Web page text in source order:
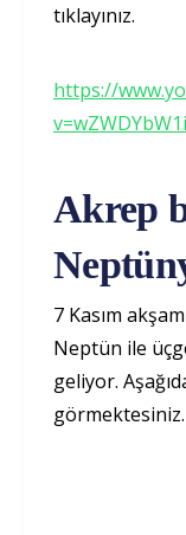
tıklayınız.
https://
Akrep
7 Kasım
Neptün ile
geliyor.
görmektesiniz.